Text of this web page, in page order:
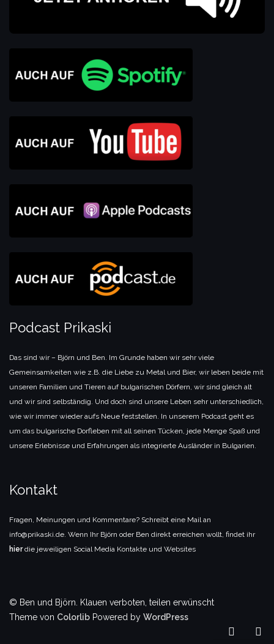
Podcast Prikaski
Das sind wir – Björn und Ben. Im Grunde haben wir sehr viele
Gemeinsamkeiten wie z.B. die Liebe zu Metal und Bier, wir leben beide mit
unseren Familien und Tieren auf bulgarischen Dörfern, wir sind gleich alt
und wir sind selbständig. Und doch sind unsere Leben sehr unterschiedlich,
wie wir immer wieder aufs Neue feststellen. In unserem Podcast geht es
um das bulgarische Dorfleben mit all seinen Tücken, jede Menge Spaß und
unsere Erlebnisse und Erfahrungen als integrierte Ausländer in Bulgarien.
Kontakt
Fragen, Meinungen und Kommentare? Schreibt eine Mail an
info@prikaski.de. Wenn Ihr Björn oder Ben direkt erreichen wollt, findet ihr
hierdie jeweiligen Social Media Kontakte und Websites
© Ben und Björn. Klauen verboten, teilen erwünscht
Theme von Colorlib Powered by WordPress